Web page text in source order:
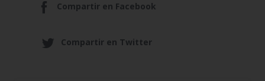
Compartir en Facebook
Compartir en Twitter